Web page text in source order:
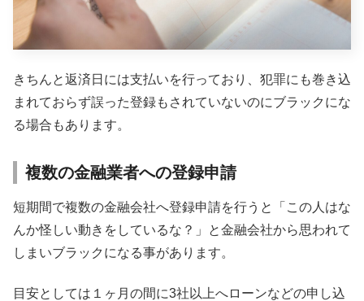
きちんと返済日には支払いを行っており、犯罪にも巻き込
まれておらず誤った登録もされていないのにブラックにな
る場合もあります。
複数の金融業者への登録申請
短期間で複数の金融会社へ登録申請を行うと「この人はな
んか怪しい動きをしているな？」と金融会社から思われて
しまいブラックになる事があります。
目安としては１ヶ月の間に3社以上へローンなどの申し込